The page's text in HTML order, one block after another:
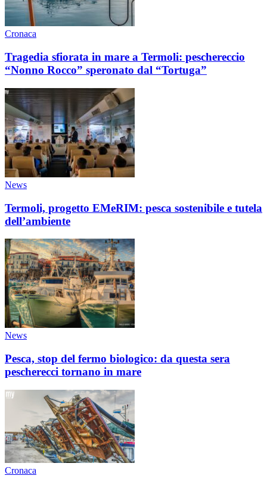
Cronaca
Tragedia sfiorata in mare a Termoli: peschereccio
“Nonno Rocco” speronato dal “Tortuga”
News
Termoli, progetto EMeRIM: pesca sostenibile e tutela
dell’ambiente
News
Pesca, stop del fermo biologico: da questa sera
pescherecci tornano in mare
Cronaca